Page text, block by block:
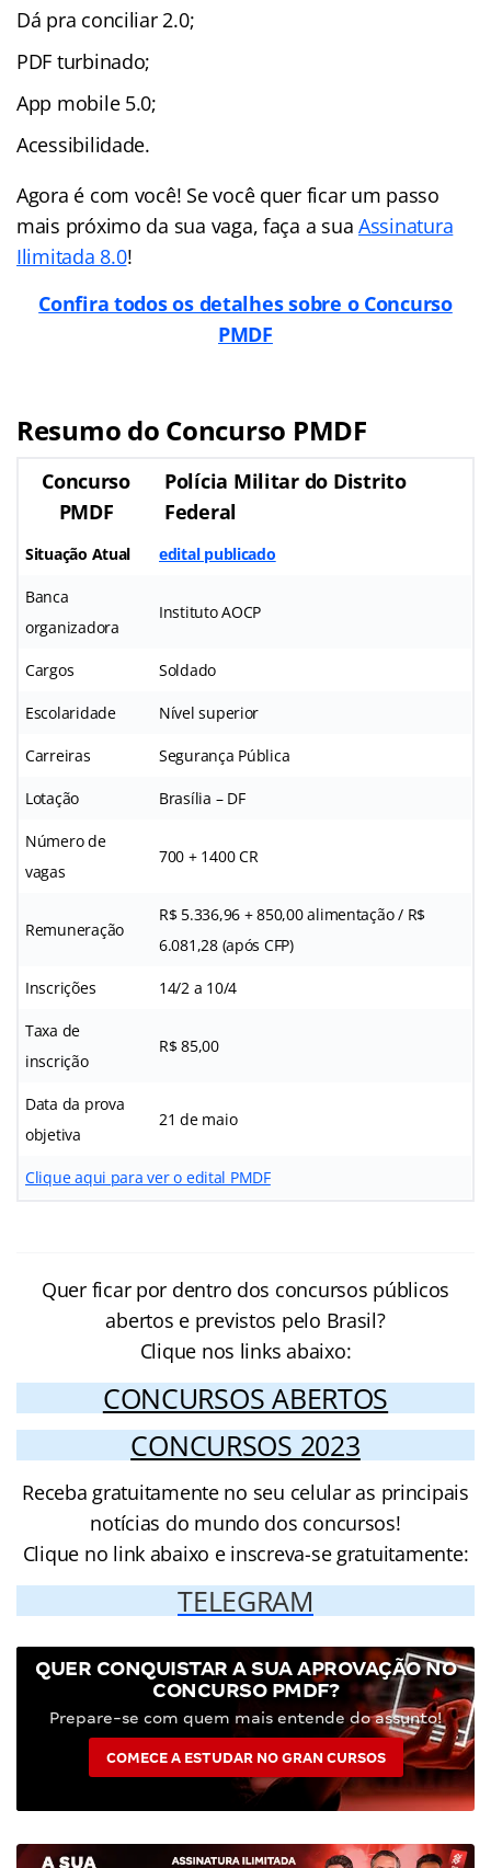
Dá pra conciliar 2.0;
PDF turbinado;
App mobile 5.0;
Acessibilidade.
Agora é com você! Se você quer ficar um passo
mais próximo da sua vaga, faça a suaAssinatura
Ilimitada 8.0!
Confira todos os detalhes sobre o Concurso
PMDF
Resumo do Concurso PMDF
Concurso
PMDF
Polícia Militar do Distrito
Federal
Situação Atual edital publicado
Banca
organizadora
Instituto AOCP
Cargos Soldado
Escolaridade Nível superior
Carreiras Segurança Pública
Lotação Brasília – DF
Número de
vagas
700 + 1400 CR
Remuneração
R$ 5.336,96 + 850,00 alimentação / R$
6.081,28 (após CFP)
Inscrições 14/2 a 10/4
Taxa de
inscrição
R$ 85,00
Data da prova
objetiva
21 de maio
Clique aqui para ver o edital PMDF
Quer ficar por dentro dos concursos públicos
abertos e previstos pelo Brasil?
Clique nos links abaixo:
CONCURSOS ABERTOS
CONCURSOS 2023
Receba gratuitamente no seu celular as principais
notícias do mundo dos concursos!
Clique no link abaixo e inscreva-se gratuitamente:
TELEGRAM
QUER CONQUISTAR A SUA APROVAÇÃO NO
CONCURSO PMDF?
Prepare-se com quem mais entende do assunto!
COMECE A ESTUDAR NO GRAN CURSOS